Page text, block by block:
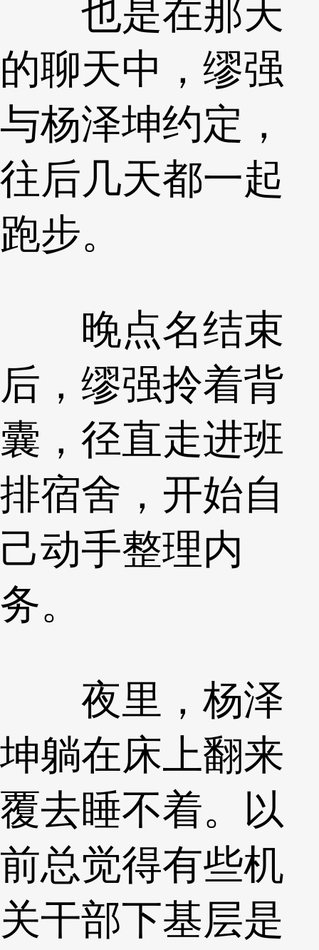
也是在那天
的聊天中，缪强
与杨泽坤约定，
往后几天都一起
跑步。
晚点名结束
后，缪强拎着背
囊，径直走进班
排宿舍，开始自
己动手整理内
务。
夜里，杨泽
坤躺在床上翻来
覆去睡不着。以
前总觉得有些机
关干部下基层是